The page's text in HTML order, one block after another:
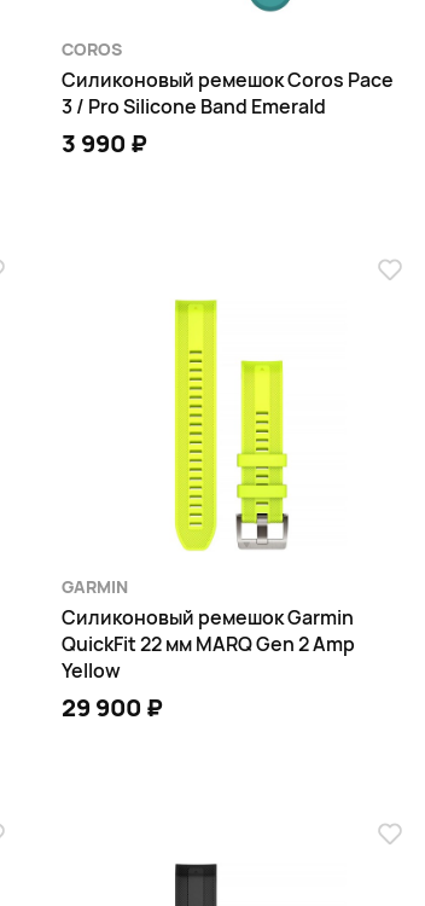
COROS
Силиконовый ремешок Coros Pace
3 / Pro Silicone Band Emerald
3 990 ₽
GARMIN
Силиконовый ремешок Garmin
QuickFit 22 мм MARQ Gen 2 Amp
Yellow
29 900 ₽